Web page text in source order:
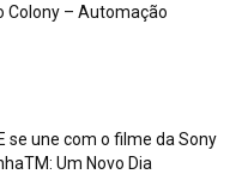
Colony – Automação
se une com o filme da Sony
Um Novo Dia